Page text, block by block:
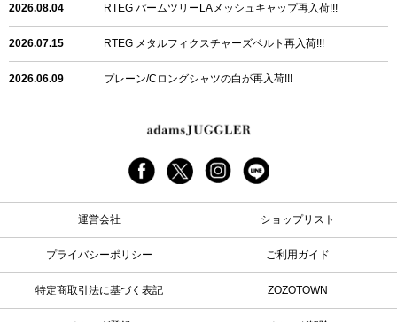
2026.08.04 RTEG パームツリーLAメッシュキャップ再入荷!!!
2026.07.15 RTEG メタルフィクスチャーズベルト再入荷!!!
2026.06.09 プレーン/Cロングシャツの白が再入荷!!!
24/フリンジデニムロングパンツ再入荷!!!
G/グレーペイントデニムロングパンツ再入荷!!!
2026.04.23 I.W.D.Rデニムロングパンツ再入荷!!!
2026.04.23 ケミカルブラックデニムロングパンツ再入荷!!!
運営会社 ショップリスト
プライバシーポリシー ご利用ガイド
特定商取引法に基づく表記 ZOZOTOWN